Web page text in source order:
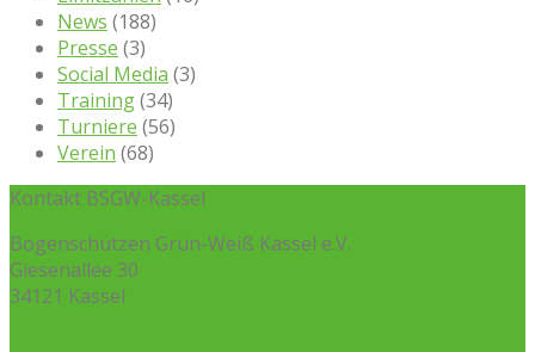
News (188)
Presse (3)
Social Media (3)
Training(34)
Turniere (56)
Verein (68)
Kontakt BSGW-Kassel
Bogenschützen Grün-Weiß Kassel e.V.
Giesenallee 30
34121 Kassel